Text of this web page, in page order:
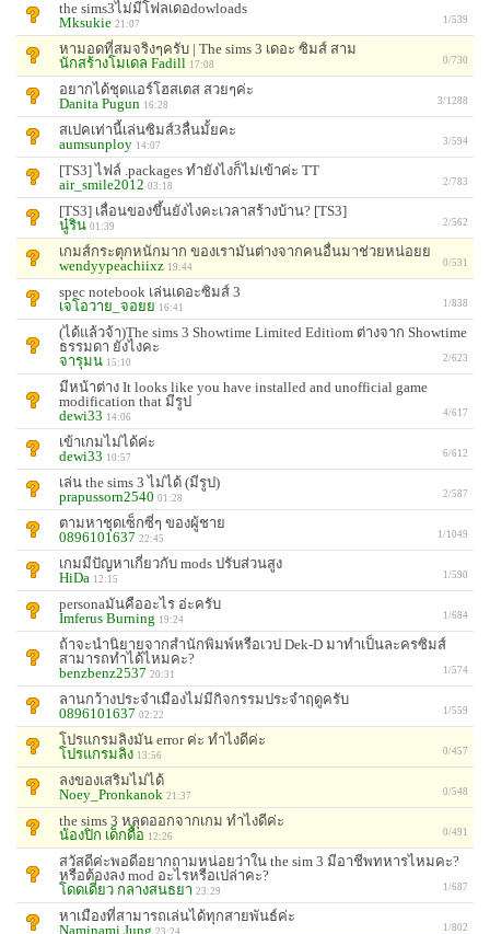
the sims3ไม่มีโฟลเดอdowloads
Mksukie 21:07 1/539
หามอดที่สมจริงๆครับ | The sims 3 เดอะ ซิมส์ สาม
นักสร้างโมเดล Fadill 17:08 0/730
อยากได้ชุดแอร์โฮสเตส สวยๆค่ะ
Danita Pugun 16:28 3/1288
สเปคเท่านี้เล่นซิมส์3ลื่นมั้ยคะ
aumsunploy 14:07 3/594
[TS3] ไฟล์ .packages ทำยังไงก็ไม่เข้าค่ะ TT
air_smile2012 03:18 2/783
[TS3] เลื่อนของขึ้นยังไงคะเวลาสร้างบ้าน? [TS3]
นู๋ริน 01:39 2/562
เกมส์กระตุกหนักมาก ของเรามันต่างจากคนอื่นมาช่วยหน่อยย
wendyypeachiixz 19:44 0/531
spec notebook เล่นเดอะซิมส์ 3
เจโอวาย_จอยย 16:41 1/838
(ได้แล้วจ้า)The sims 3 Showtime Limited Editiom ต่างจาก Showtime
ธรรมดา ยังไงคะ
จารุมน 15:10 2/623
มีหน้าต่าง It looks like you have installed and unofficial game
modification that มีรูป
dewi33 14:06 4/617
เข้าเกมไม่ได้ค่ะ
dewi33 10:57 6/612
เล่น the sims 3 ไม่ได้ (มีรูป)
prapussorn2540 01:28 2/587
ตามหาชุดเซ็กซี่ๆ ของผู้ชาย
0896101637 22:45 1/1049
เกมมีปัญหาเกี่ยวกับ mods ปรับส่วนสูง
HiDa 12:15 1/590
personaมันคืออะไร อ่ะครับ
Imferus Burning 19:24 1/684
ถ้าจะนำนิยายจากสำนักพิมพ์หรือเวป Dek-D มาทำเป็นละครซิมส์
สามารถทำได้ไหมคะ?
benzbenz2537 20:31 1/574
ลานกว้างประจำเมืองไม่มีกิจกรรมประจำฤดูครับ
0896101637 02:22 1/559
โปรแกรมลิงมัน error ค่ะ ทำไงดีค่ะ
โปรแกรมลิง 13:56 0/457
ลงของเสริมไม่ได้
Noey_Pronkanok 21:37 0/548
the sims 3 หลุดออกจากเกม ทำไงดีค่ะ
น้องปิก เด็กดื้อ 12:26 0/491
สวัสดีค่ะพอดีอยากถามหน่อยว่าใน the sim 3 มีอาชีพทหารไหมคะ?
หรือต้องลง mod อะไรหรือเปล่าคะ?
โดดเดี่ยว กลางสนธยา 23:29 1/687
หาเมืองที่สามารถเล่นได้ทุกสายพันธ์ค่ะ
Naminami Jung 23:24 1/802